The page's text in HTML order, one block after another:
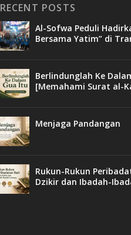
RECENT POSTS
Al-Sofwa Peduli
Bersama Yatim” di
Berlindunglah Ke
[Memahami Surat al-
Menjaga Pandangan
Rukun-Rukun
Dzikir dan Ibadah-